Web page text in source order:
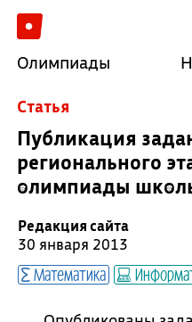
Олимпиады
Cтатья
Публикация
регионального
олимпиады
Редакция сайта
30 января 2013
Математика